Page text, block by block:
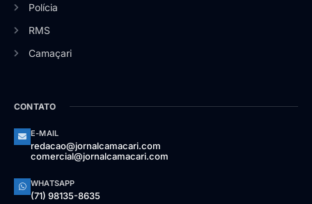
Polícia
RMS
Camaçari
CONTATO
E-MAIL
redacao@jornalcamacari.com
comercial@jornalcamacari.com
WHATSAPP
(71) 98135-8635